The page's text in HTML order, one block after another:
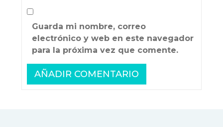
Guarda mi nombre, correo
electrónico y web en este navegador
para la próxima vez que comente.